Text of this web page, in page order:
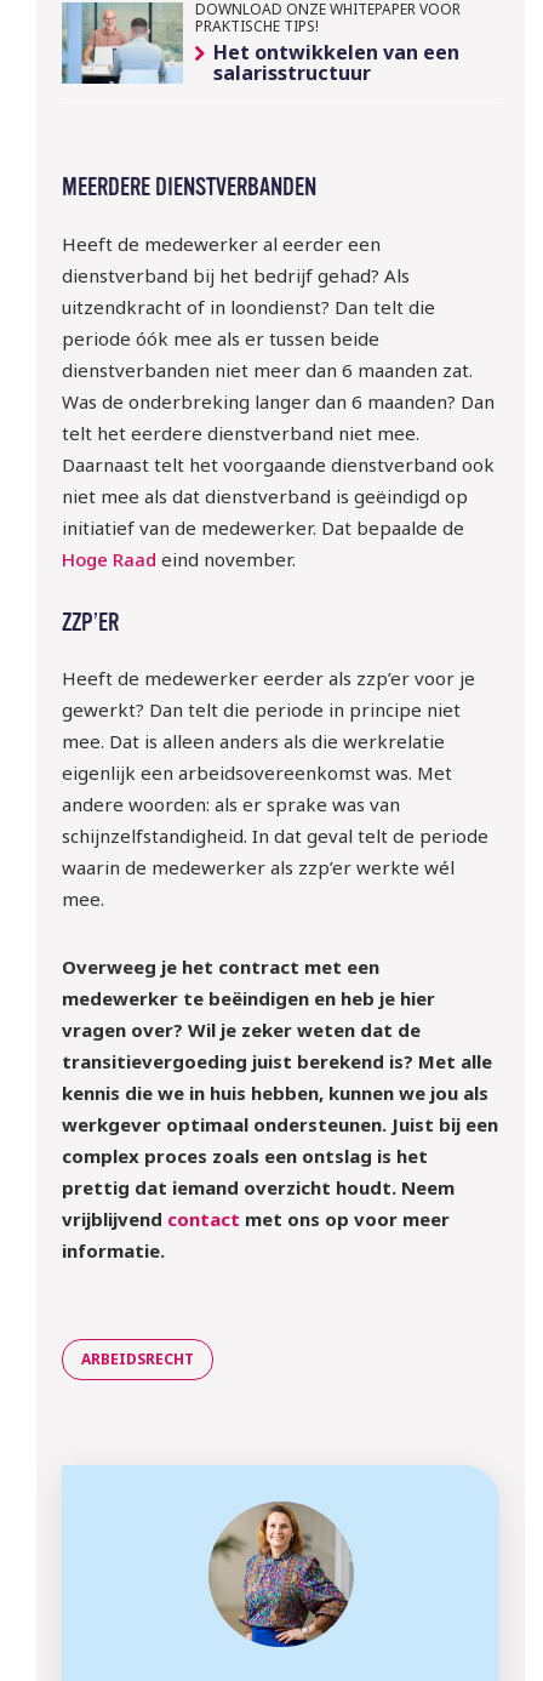
DOWNLOAD ONZE WHITEPAPER VOOR
PRAKTISCHE TIPS!
Het ontwikkelen van een
salarisstructuur
MEERDERE DIENSTVERBANDEN
Heeft de medewerker al eerder een
dienstverband bij het bedrijf gehad? Als
uitzendkracht of in loondienst? Dan telt die
periode óók mee als er tussen beide
dienstverbanden niet meer dan 6 maanden zat.
Was de onderbreking langer dan 6 maanden? Dan
telt het eerdere dienstverband niet mee.
Daarnaast telt het voorgaande dienstverband ook
niet mee als dat dienstverband is geëindigd op
initiatief van de medewerker. Dat bepaalde de
Hoge Raad eind november.
ZZP’ER
Heeft de medewerker eerder als zzp’er voor je
gewerkt? Dan telt die periode in principe niet
mee. Dat is alleen anders als die werkrelatie
eigenlijk een arbeidsovereenkomst was. Met
andere woorden: als er sprake was van
schijnzelfstandigheid. In dat geval telt de periode
waarin de medewerker als zzp’er werkte wél
mee.
Overweeg je het contract met een
medewerker te beëindigen en heb je hier
vragen over? Wil je zeker weten dat de
transitievergoeding juist berekend is? Met alle
kennis die we in huis hebben, kunnen we jou als
werkgever optimaal ondersteunen. Juist bij een
complex proces zoals een ontslag is het
prettig dat iemand overzicht houdt. Neem
vrijblijvend contact met ons op voor meer
informatie.
ARBEIDSRECHT
10 sept | Webinar: ‘WTTA:
regels rondom het inlenen
van arbeidskrachten?
Meld je gratis aan!